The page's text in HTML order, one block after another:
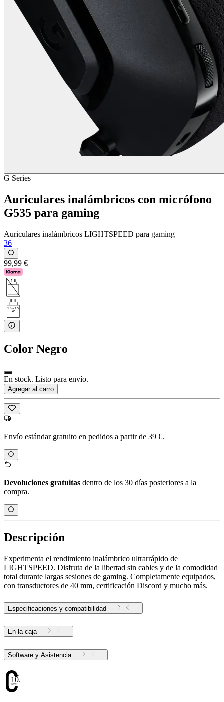
G Series
Auriculares inalámbricos con micrófono
G535 para gaming
Auriculares inalámbricos LIGHTSPEED para gaming
36
99,99 €
Color Negro
En stock. Listo para envío.
Agregar al carro
Envío estándar gratuito en pedidos a partir de 39 €.
Devoluciones gratuitas dentro de los 30 días posteriores a la
compra.
Descripción
Experimenta el rendimiento inalámbrico ultrarrápido de
LIGHTSPEED. Disfruta de la libertad sin cables y de la comodidad
total durante largas sesiones de gaming. Completamente equipados,
con transductores de 40 mm, certificación Discord y mucho más.
Especificaciones y compatibilidad
En la caja
Software y Asistencia
10.34